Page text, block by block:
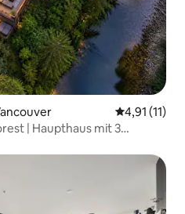
4,91 (11)
| Haupthaus mit 3